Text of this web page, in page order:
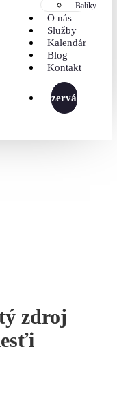
Balíky
O nás
Služby
Kalendár
Blog
Kontakt
Rezervácia
zdroj